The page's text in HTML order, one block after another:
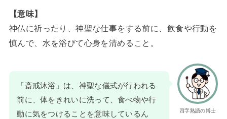
【意味】
神仏に祈ったり、神聖な仕事をする前に、飲食や行動を
慎んで、水を浴びて心身を清めること。
四字熟語の博士
「斎戒沐浴」は、神聖な儀式が行われる
前に、体をきれいに洗って、食べ物や行
動に気をつけることを意味しているん